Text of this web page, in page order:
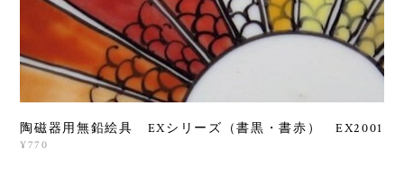
陶磁器用無鉛絵具 EXシリーズ（書黒・書赤） EX2001
¥770